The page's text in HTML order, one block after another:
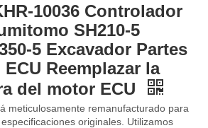
10036 Controlador
SH210-5
5 Excavador Partes
Reemplazar la
del motor ECU
meticulosamente remanufacturado para
originales. Utilizamos